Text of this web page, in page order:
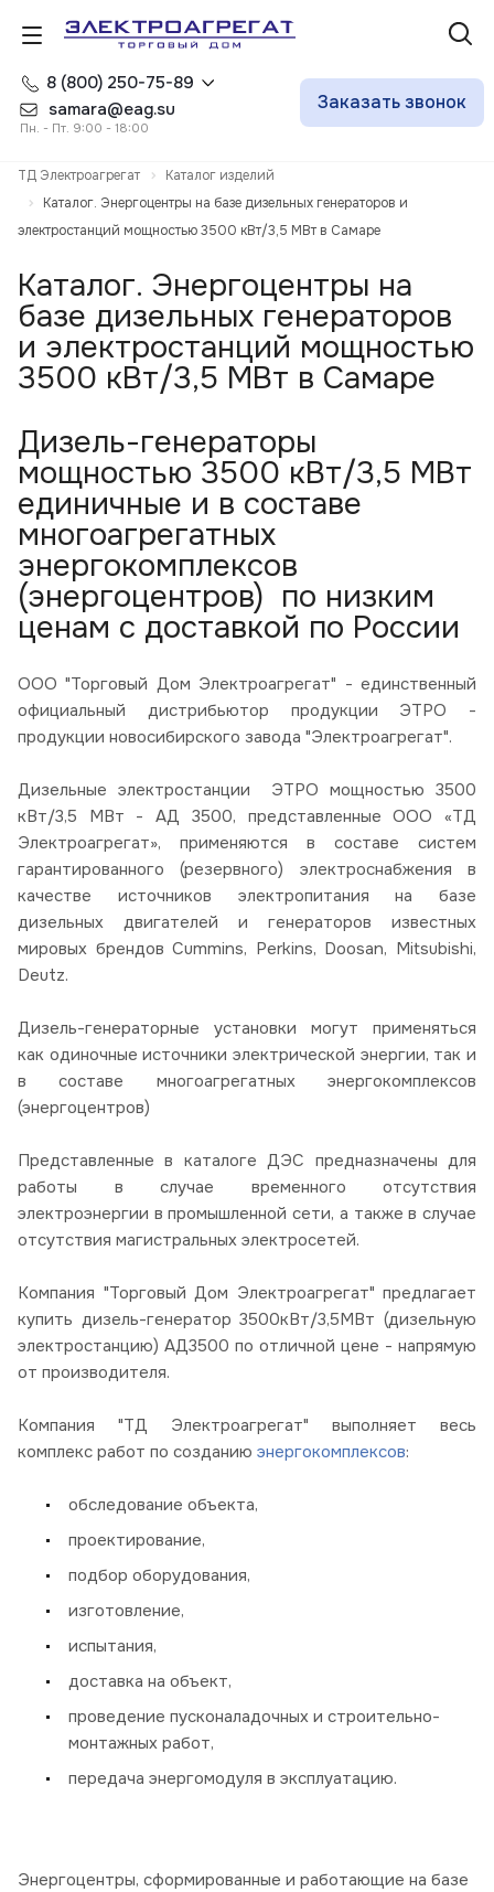
8 (800) 250-75-89
samara@eag.su
Пн. - Пт. 9:00 - 18:00
Заказать звонок
ТД Электроагрегат
Каталог изделий
Каталог. Энергоцентры на базе дизельных генераторов и
электростанций мощностью 3500 кВт/3,5 МВт в Самаре
Каталог. Энергоцентры на
базе дизельных генераторов
и электростанций мощностью
3500 кВт/3,5 МВт в Самаре
Дизель-генераторы
мощностью 3500 кВт/3,5 МВт
единичные и в составе
многоагрегатных
энергокомплексов
(энергоцентров) по низким
ценам с доставкой по России
ООО "Торговый Дом Электроагрегат" - единственный
официальный дистрибьютор продукции ЭТРО -
продукции новосибирского завода "Электроагрегат".
Дизельные электростанции ЭТРО мощностью 3500
кВт/3,5 МВт - АД 3500, представленные ООО «ТД
Электроагрегат», применяются в составе систем
гарантированного (резервного) электроснабжения в
качестве источников электропитания на базе
дизельных двигателей и генераторов известных
мировых брендов Cummins, Perkins, Doosan, Mitsubishi,
Deutz.
Дизель-генераторные установки могут применяться
как одиночные источники электрической энергии, так и
в составе многоагрегатных энергокомплексов
(энергоцентров)
Представленные в каталоге ДЭС предназначены для
работы в случае временного отсутствия
электроэнергии в промышленной сети, а также в случае
отсутствия магистральных электросетей.
Компания "Торговый Дом Электроагрегат" предлагает
купить дизель-генератор 3500кВт/3,5МВт (дизельную
электростанцию) АД3500 по отличной цене - напрямую
от производителя.
Компания "ТД Электроагрегат" выполняет весь
комплекс работ по созданию энергокомплексов:
обследование объекта,
проектирование,
подбор оборудования,
изготовление,
испытания,
доставка на объект,
проведение пусконаладочных и строительно-
монтажных работ,
передача энергомодуля в эксплуатацию.
Энергоцентры, сформированные и работающие на базе